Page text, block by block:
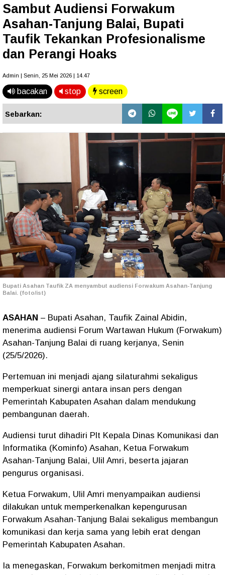
Sambut Audiensi Forwakum
Asahan-Tanjung Balai, Bupati
Taufik Tekankan Profesionalisme
dan Perangi Hoaks
Admin | Senin, 25 Mei 2026 | 14.47
bacakan stop screen
Sebarkan:
Bupati Asahan Taufik ZA menyambut audiensi Forwakum Asahan-Tanjung
Balai. (foto/ist)
ASAHAN – Bupati Asahan, Taufik Zainal Abidin,
menerima audiensi Forum Wartawan Hukum (Forwakum)
Asahan-Tanjung Balai di ruang kerjanya, Senin
(25/5/2026).
Pertemuan ini menjadi ajang silaturahmi sekaligus
memperkuat sinergi antara insan pers dengan
Pemerintah Kabupaten Asahan dalam mendukung
pembangunan daerah.
Audiensi turut dihadiri Plt Kepala Dinas Komunikasi dan
Informatika (Kominfo) Asahan, Ketua Forwakum
Asahan-Tanjung Balai, Ulil Amri, beserta jajaran
pengurus organisasi.
Ketua Forwakum, Ulil Amri menyampaikan audiensi
dilakukan untuk memperkenalkan kepengurusan
Forwakum Asahan-Tanjung Balai sekaligus membangun
komunikasi dan kerja sama yang lebih erat dengan
Pemerintah Kabupaten Asahan.
Ia menegaskan, Forwakum berkomitmen menjadi mitra